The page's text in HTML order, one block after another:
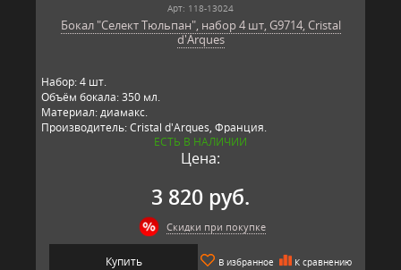
Арт: 118-13024
Бокал "Селект Тюльпан", набор 4 шт, G9714, Cristal
d'Arques
Набор: 4 шт.
Объём бокала: 350 мл.
Материал: диамакс.
Производитель: Cristal d'Arques, Франция.
ЕСТЬ В НАЛИЧИИ
Цена:
3 820 руб.
Скидки при покупке
Купить В избранное К сравнению